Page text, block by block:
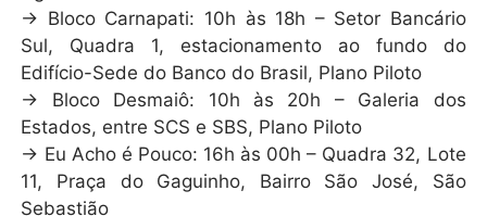
→ Bloco Carnapati: 10h às 18h – Setor Bancário
Sul, Quadra 1, estacionamento ao fundo do
Edifício-Sede do Banco do Brasil, Plano Piloto
→ Bloco Desmaiô: 10h às 20h – Galeria dos
Estados, entre SCS e SBS, Plano Piloto
→ Eu Acho é Pouco: 16h às 00h – Quadra 32, Lote
11, Praça do Gaguinho, Bairro São José, São
Sebastião